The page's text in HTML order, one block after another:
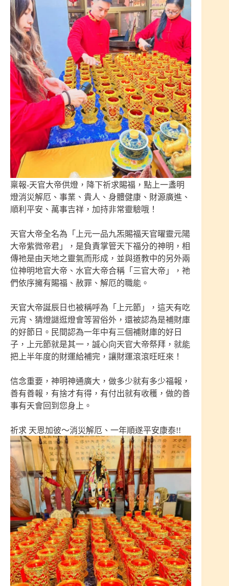
稟報-天官大帝供燈，降下祈求賜福，點上一盞明
燈消災解厄、事業、貴人、身體健康、財源廣進、
順利平安、萬事吉祥，加持非常靈驗哦！
天官大帝全名為「上元一品九炁賜福天官曜靈元陽
大帝紫微帝君」，是負責掌管天下福分的神明，相
傳祂是由天地之靈氣而形成，並與道教中的另外兩
位神明地官大帝、水官大帝合稱「三官大帝」，祂
們依序擁有賜福、赦罪、解厄的職能。
天官大帝誕辰日也被稱呼為「上元節」，這天有吃
元宵、猜燈謎逛燈會等習俗外，還被認為是補財庫
的好節日。民間認為一年中有三個補財庫的好日
子，上元節就是其一，誠心向天官大帝祭拜，就能
把上半年度的財運給補完，讓財運滾滾旺旺來！
信念重要，神明神通廣大，做多少就有多少福報，
善有善報，有捨才有得，有付出就有收穫，做的善
事有天會回到您身上。
祈求 天恩加彼～消災解厄、一年順遂平安康泰!!